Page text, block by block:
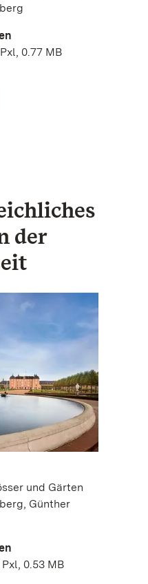
0.77 MB
der
und Gärten
Günther
0.53 MB